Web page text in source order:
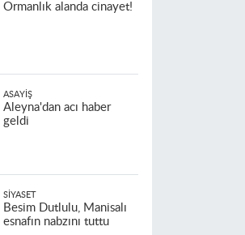
Ormanlık alanda cinayet!
ASAYIŞ
Aleyna'dan acı haber
geldi
SIYASET
Besim Dutlulu, Manisalı
esnafın nabzını tuttu